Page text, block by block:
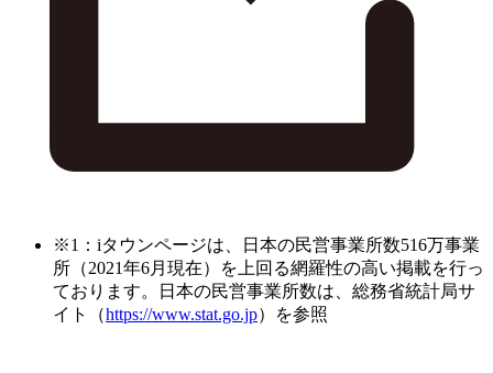
※1：iタウンページは、日本の民営事業所数516万事業
所（2021年6月現在）を上回る網羅性の高い掲載を行っ
ております。日本の民営事業所数は、総務省統計局サ
イト（https://www.stat.go.jp）を参照